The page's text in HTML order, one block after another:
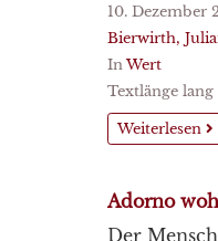
10. Dezember
Bierwirth,
InWert
Textlänge lang
Weiterlesen
Adorno
Der